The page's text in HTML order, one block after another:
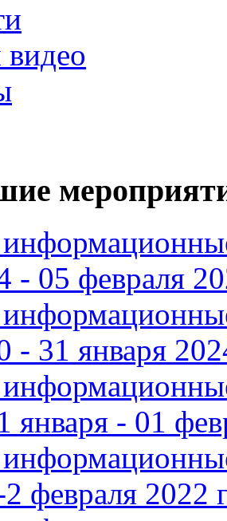
- 05 февраля
- 31 января
января - 01
февраля 2022